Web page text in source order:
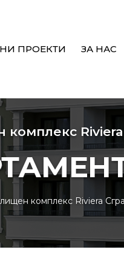
ПРОЕКТИ ЗА НАС
Riviera
комплекс Riviera